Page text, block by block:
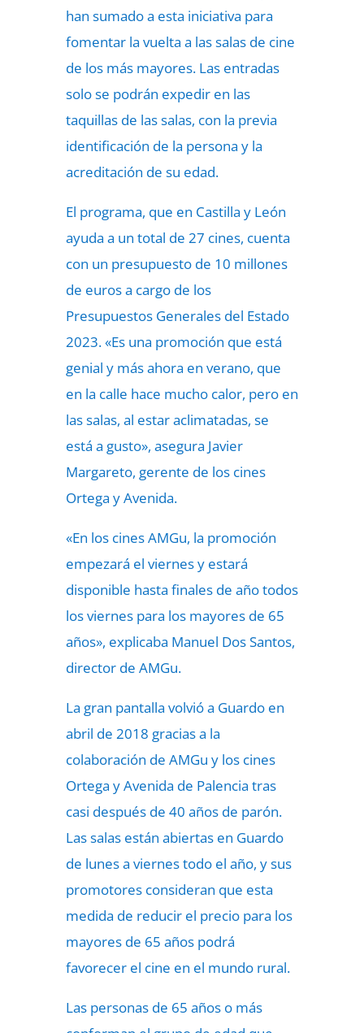
han sumado a esta iniciativa para
fomentar la vuelta a las salas de cine
de los más mayores. Las entradas
solo se podrán expedir en las
taquillas de las salas, con la previa
identificación de la persona y la
acreditación de su edad.
El programa, que en Castilla y León
ayuda a un total de 27 cines, cuenta
con un presupuesto de 10 millones
de euros a cargo de los
Presupuestos Generales del Estado
2023. «Es una promoción que está
genial y más ahora en verano, que
en la calle hace mucho calor, pero en
las salas, al estar aclimatadas, se
está a gusto», asegura Javier
Margareto, gerente de los cines
Ortega y Avenida.
«En los cines AMGu, la promoción
empezará el viernes y estará
disponible hasta finales de año todos
los viernes para los mayores de 65
años», explicaba Manuel Dos Santos,
director de AMGu.
La gran pantalla volvió a Guardo en
abril de 2018 gracias a la
colaboración de AMGu y los cines
Ortega y Avenida de Palencia tras
casi después de 40 años de parón.
Las salas están abiertas en Guardo
de lunes a viernes todo el año, y sus
promotores consideran que esta
medida de reducir el precio para los
mayores de 65 años podrá
favorecer el cine en el mundo rural.
Las personas de 65 años o más